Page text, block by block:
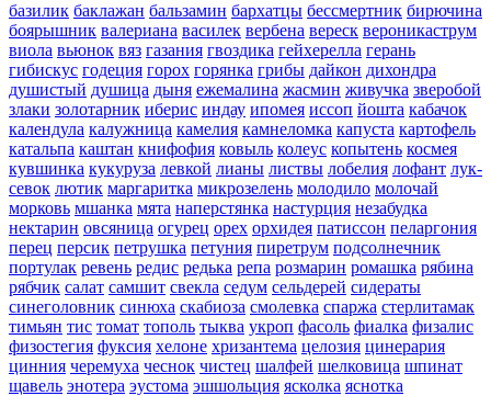
базилик баклажан бальзамин бархатцы бессмертник бирючина
боярышник валериана василек вербена вереск вероникаструм
виола вьюнок вяз газания гвоздика гейхерелла герань
гибискус годеция горох горянка грибы дайкон дихондра
душистый душица дыня ежемалина жасмин живучка зверобой
злаки золотарник иберис индау ипомея иссоп йошта кабачок
календула калужница камелия камнеломка капуста картофель
катальпа каштан книфофия ковыль колеус копытень космея
кувшинка кукуруза левкой лианы листвы лобелия лофант лук-
севок лютик маргаритка микрозелень молодило молочай
морковь мшанка мята наперстянка настурция незабудка
нектарин овсяница огурец орех орхидея патиссон пеларгония
перец персик петрушка петуния пиретрум подсолнечник
портулак ревень редис редька репа розмарин ромашка рябина
рябчик салат самшит свекла седум сельдерей сидераты
синеголовник синюха скабиоза смолевка спаржа стерлитамак
тимьян тис томат тополь тыква укроп фасоль фиалка физалис
физостегия фуксия хелоне хризантема целозия цинерария
цинния черемуха чеснок чистец шалфей шелковица шпинат
щавель энотера эустома эшшольция ясколка яснотка